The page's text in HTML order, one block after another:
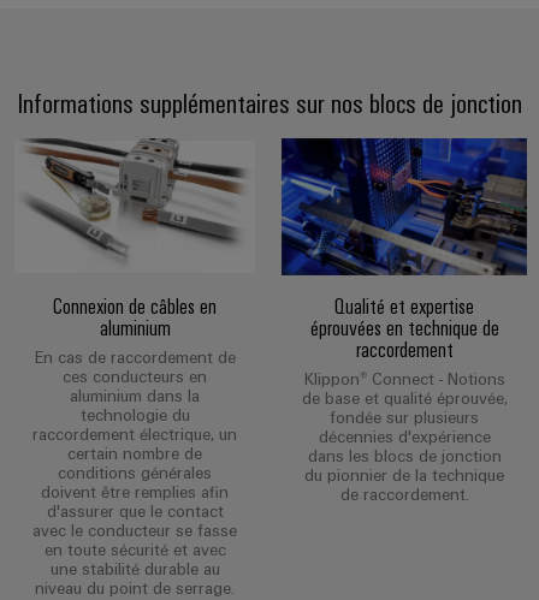
Informations supplémentaires sur nos blocs de jonction
Connexion de câbles en
aluminium
En cas de raccordement de
ces conducteurs en
aluminium dans la
technologie du
raccordement électrique, un
certain nombre de
conditions générales
doivent être remplies afin
d'assurer que le contact
avec le conducteur se fasse
en toute sécurité et avec
une stabilité durable au
niveau du point de serrage.
Qualité et expertise
éprouvées en technique de
raccordement
Klippon® Connect - Notions
de base et qualité éprouvée,
fondée sur plusieurs
décennies d'expérience
dans les blocs de jonction
du pionnier de la technique
de raccordement.